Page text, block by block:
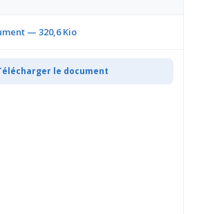
— 320,6 Kio
le document